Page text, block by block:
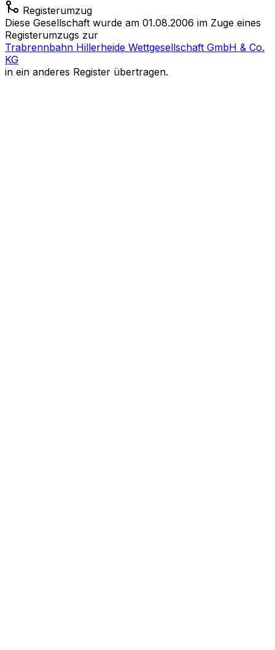
Registerumzug
Diese Gesellschaft wurde am 01.08.2006 im Zuge eines
Registerumzugs zur
Trabrennbahn Hillerheide Wettgesellschaft GmbH & Co.
KG
in ein anderes Register übertragen.